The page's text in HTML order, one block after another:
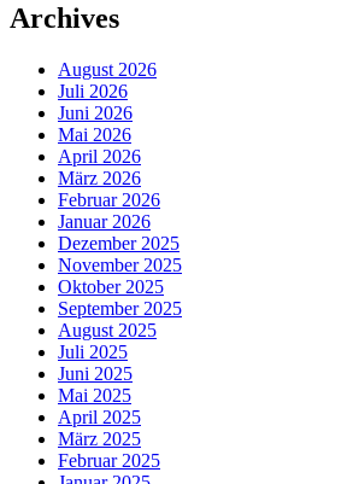
Archives
August 2026
Juli 2026
Juni 2026
Mai 2026
April 2026
März 2026
Februar 2026
Januar 2026
Dezember 2025
November 2025
Oktober 2025
September 2025
August 2025
Juli 2025
Juni 2025
Mai 2025
April 2025
März 2025
Februar 2025